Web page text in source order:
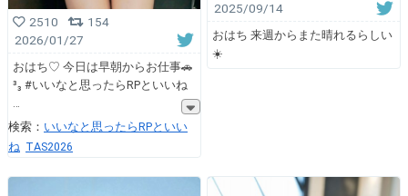
2510
154
2026/01/27
おはち♡ 今日は早朝からお仕事🚗
³₃ #いいなと思ったらRPといいね
検索： いいなと思ったらRPといい
ね TAS2026
2025/09/14
おはち 来週からまた晴れるらしい
☀️